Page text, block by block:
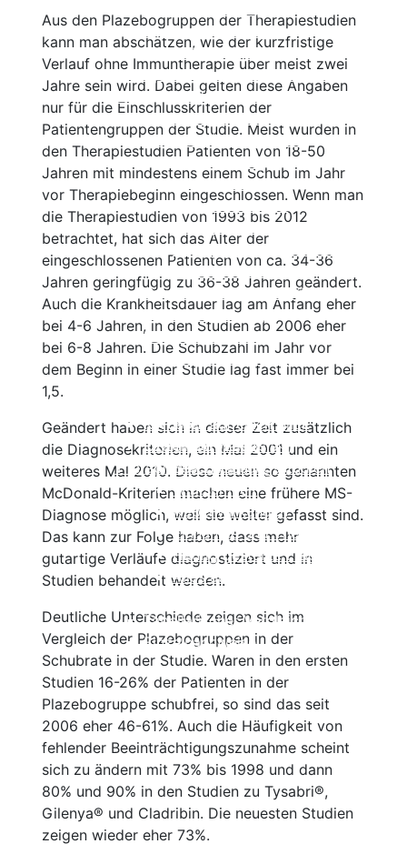
Wirksamkeit
Nebenwirkungen
Einnahme und Therapiekontrolle
Häufig gestellte Fragen
Alles auf einen Blick
Cladribin (Mavenclad®)
Beschreibung
Wirksamkeit
Nebenwirkungen
Einnahme und Therapiekontrolle
Häufig gestellte Fragen
Alles auf einen Blick
Ocrelizumab (Ocrevus®)
Beschreibung
Wirksamkeit
Nebenwirkungen
Einnahme und Therapiekontrolle
Alles auf einen Blick
Ozanimod (Zeposia®)
Beschreibung
Wirksamkeit
Nebenwirkungen
Einnahme und Therapiekontrolle
Häufig gestellte Fragen
Alles auf einen Blick
Tabellarischer Vergleich der
Einzelnachweise
Keine Immuntherapie
Einzelnachweise
Therapie der primär progredienten
MS
Ocrelizumab
Beschreibung
Wirksamkeit
Nebenwirkungen
Einnahme und
Therapiekontrolle
Häufig gestellte Fragen
Alles auf einen Blick
Beta-Interferone
Copaxone®
Mitoxantron
Azathioprin
Cyclophosphamid
Kortison
Einzelnachweise
Therapien in Zulassungsstudien
Aus den Plazebogruppen der Therapiestudien
kann man abschätzen, wie der kurzfristige
Verlauf ohne Immuntherapie über meist zwei
Jahre sein wird. Dabei gelten diese Angaben
nur für die Einschlusskriterien der
Patientengruppen der Studie. Meist wurden in
den Therapiestudien Patienten von 18-50
Jahren mit mindestens einem Schub im Jahr
vor Therapiebeginn eingeschlossen. Wenn man
die Therapiestudien von 1993 bis 2012
betrachtet, hat sich das Alter der
eingeschlossenen Patienten von ca. 34-36
Jahren geringfügig zu 36-38 Jahren geändert.
Auch die Krankheitsdauer lag am Anfang eher
bei 4-6 Jahren, in den Studien ab 2006 eher
bei 6-8 Jahren. Die Schubzahl im Jahr vor
dem Beginn in einer Studie lag fast immer bei
1,5.
Geändert haben sich in dieser Zeit zusätzlich
die Diagnosekriterien, ein Mal 2001 und ein
weiteres Mal 2010. Diese neuen so genannten
McDonald-Kriterien machen eine frühere MS-
Diagnose möglich, weil sie weiter gefasst sind.
Das kann zur Folge haben, dass mehr
gutartige Verläufe diagnostiziert und in
Studien behandelt werden.
Deutliche Unterschiede zeigen sich im
Vergleich der Plazebogruppen in der
Schubrate in der Studie. Waren in den ersten
Studien 16-26% der Patienten in der
Plazebogruppe schubfrei, so sind das seit
2006 eher 46-61%. Auch die Häufigkeit von
fehlender Beeinträchtigungszunahme scheint
sich zu ändern mit 73% bis 1998 und dann
80% und 90% in den Studien zu Tysabri®,
Gilenya® und Cladribin. Die neuesten Studien
zeigen wieder eher 73%.